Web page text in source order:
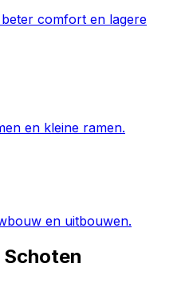
comfort en lagere
en kleine ramen.
en uitbouwen.
Schoten